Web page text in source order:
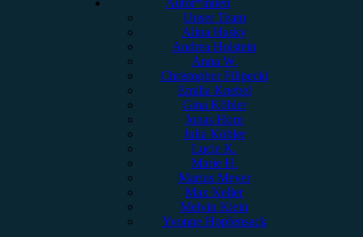
Autor*innen
Unser Team
Alina Hasky
Andrea Holstein
Anna W.
Christopher Filipecki
Emilia Knebel
Gina Köhler
Jonas Horn
Julia Köhler
Lucie K.
Marie H.
Marius Meyer
Max Keller
Melvin Klein
Yvonne Hopfensack